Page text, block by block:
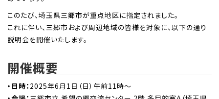
このたび、埼玉県三郷市が重点地区に指定されました。
これに伴い、三郷市および周辺地域の皆様を対象に、以下の通り
説明会を開催いたします。
開催概要
・日時： 2025年6月1日（日）午前11時～